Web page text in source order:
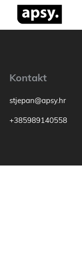
Kontakt
stjepan@apsy.hr
+385989140558